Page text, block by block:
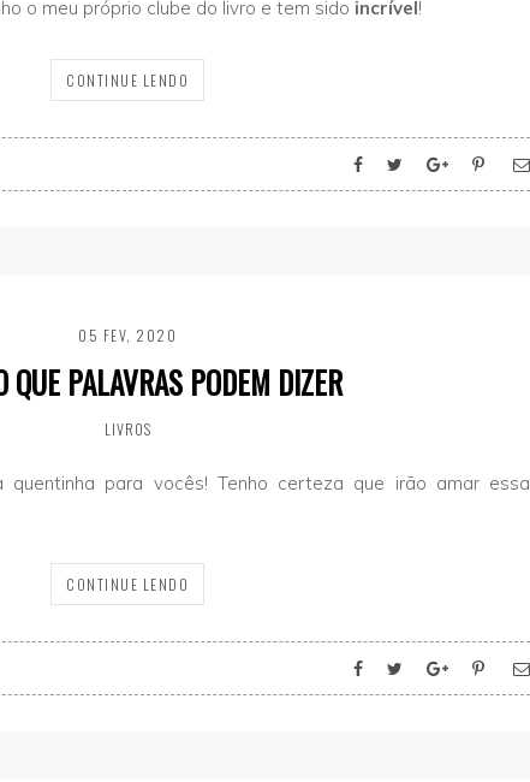
o meu próprio clube do livro e tem sido incrível!
CONTINUE LENDO
05 FEV, 2020
QUE PALAVRAS PODEM DIZER
LIVROS
quentinha para vocês! Tenho certeza que irão amar essa
CONTINUE LENDO